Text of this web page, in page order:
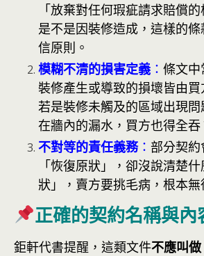
「放棄對任何瑕疵請求賠償
是不是因裝修造成，這樣的
信原則。
模糊不清的損害定義 ： 條文中
裝修產生或導致的損壞皆由
若是裝修未觸及的區域出現
在牆內的漏水，買方也得全吞
不對等的責任義務： 部分契
「恢復原狀」，卻沒說清楚
狀」，賣方要挑毛病，根本無
正確的契約名稱與內
鉅軒代書提醒，這類文件不應叫做